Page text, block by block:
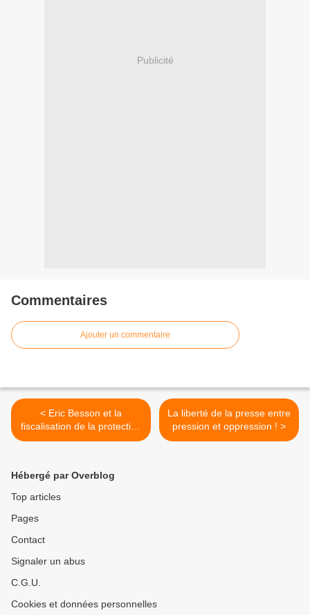
Publicité
Commentaires
Ajouter un commentaire
< Eric Besson et la
fiscalisation de la protection
sociale
La liberté de la presse entre
pression et oppression ! >
Hébergé par Overblog
Top articles
Pages
Contact
Signaler un abus
C.G.U.
Cookies et données personnelles